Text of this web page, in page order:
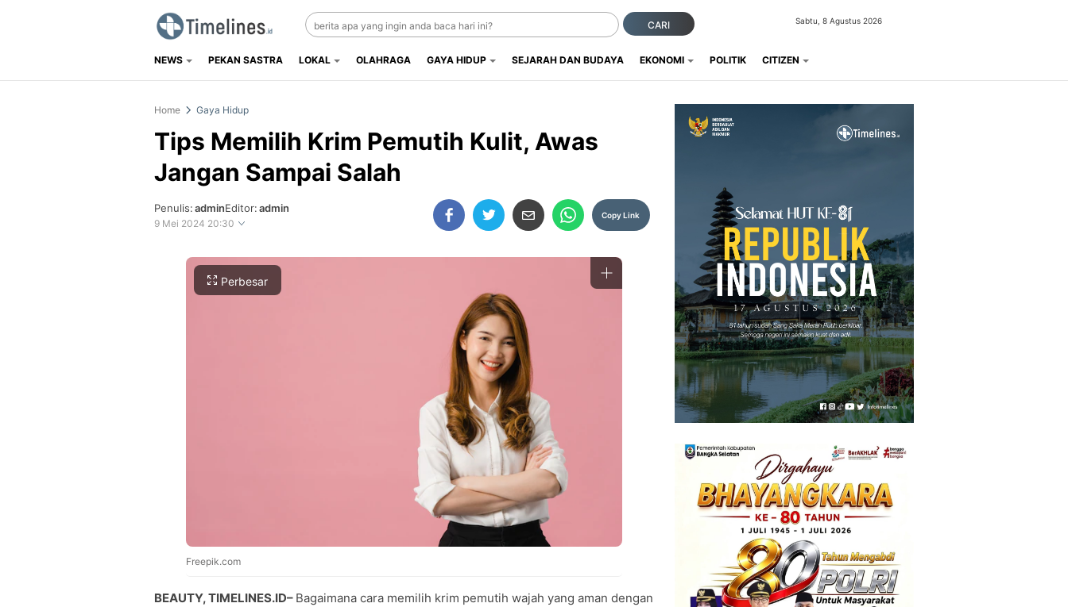
Timelines.id
Media Literasi, Sejarah & Budaya
CARI Sabtu, 8 Agustus 2026
NEWS PEKAN SASTRA LOKAL OLAHRAGA GAYA HIDUP SEJARAH DAN BUDAYA EKONOMI POLITIK CITIZEN
Home Gaya Hidup
Tips Memilih Krim Pemutih Kulit, Awas
Jangan Sampai Salah
Penulis:adminEditor:admin
9 Mei 2024 20:30
Copy Link
Perbesar
Freepik.com
BEAUTY, TIMELINES.ID– Bagaimana cara memilih krim pemutih wajah yang aman dengan